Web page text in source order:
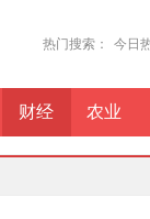
热门搜索： 今日
财经 农业